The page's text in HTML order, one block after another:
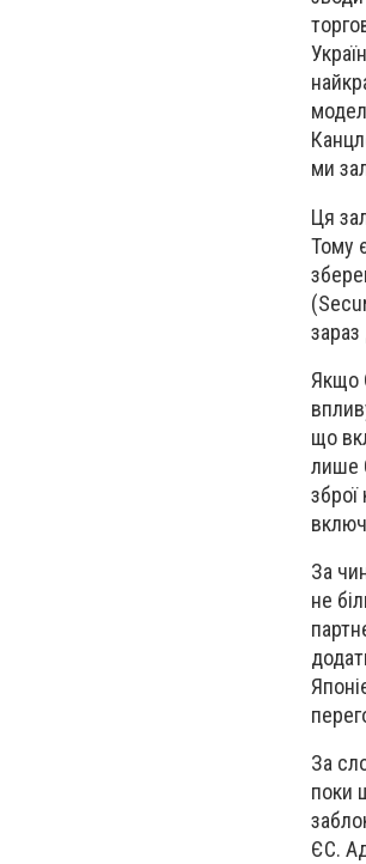
ми
Ця
Тому
Якщо
що
лише
За
не
За
поки
ЄС.